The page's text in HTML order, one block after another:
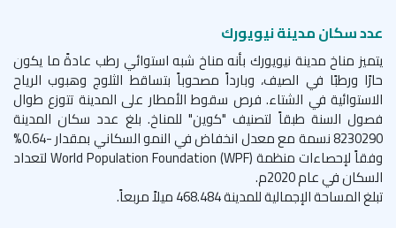
عدد سكان مدينة نيويورك
يتميز مناخ مدينة نيويورك بأنه مناخ شبه استوائي رطب عادةً ما يكون
حارًا ورطبًا في الصيف، وبارداً مصحوباً بتساقط الثلوج وهبوب الرياح
الاستوائية في الشتاء. فرص سقوط الأمطار على المدينة تتوزع طوال
فصول السنة طبقاً لتصنيف "كوين" للمناخ. بلغ عدد سكان المدينة
8230290 نسمة مع معدل انخفاض في النمو السكاني بمقدار -0.64%
وفقاً لإحصاءات منظمةWorld Population Foundation (WPF)لتعداد
السكان في عام 2020م.
تبلغ المساحة الإجمالية للمدينة 468.484 ميلاً مربعاً.